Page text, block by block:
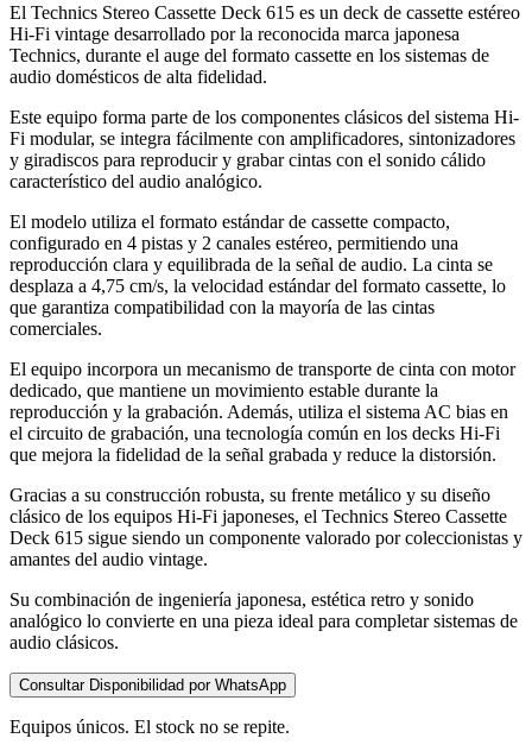
El Technics Stereo Cassette Deck 615 es un deck de cassette estéreo
Hi-Fi vintage desarrollado por la reconocida marca japonesa
Technics, durante el auge del formato cassette en los sistemas de
audio domésticos de alta fidelidad.
Este equipo forma parte de los componentes clásicos del sistema Hi-
Fi modular, se integra fácilmente con amplificadores, sintonizadores
y giradiscos para reproducir y grabar cintas con el sonido cálido
característico del audio analógico.
El modelo utiliza el formato estándar de cassette compacto,
configurado en 4 pistas y 2 canales estéreo, permitiendo una
reproducción clara y equilibrada de la señal de audio. La cinta se
desplaza a 4,75 cm/s, la velocidad estándar del formato cassette, lo
que garantiza compatibilidad con la mayoría de las cintas
comerciales.
El equipo incorpora un mecanismo de transporte de cinta con motor
dedicado, que mantiene un movimiento estable durante la
reproducción y la grabación. Además, utiliza el sistema AC bias en
el circuito de grabación, una tecnología común en los decks Hi-Fi
que mejora la fidelidad de la señal grabada y reduce la distorsión.
Gracias a su construcción robusta, su frente metálico y su diseño
clásico de los equipos Hi-Fi japoneses, el Technics Stereo Cassette
Deck 615 sigue siendo un componente valorado por coleccionistas y
amantes del audio vintage.
Su combinación de ingeniería japonesa, estética retro y sonido
analógico lo convierte en una pieza ideal para completar sistemas de
audio clásicos.
Consultar Disponibilidad por WhatsApp
Equipos únicos. El stock no se repite.